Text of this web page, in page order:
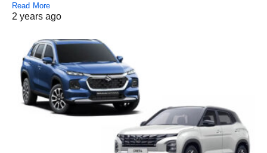
Read More
2 years ago